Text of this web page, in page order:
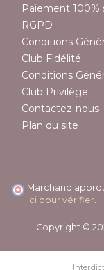
Paiement 100%
RGPD
Conditions
Club Fidélité
Conditions
Club Privilège
Contactez-nous
Plan du site
Marchand
ici pour vérifier
Copyright ©